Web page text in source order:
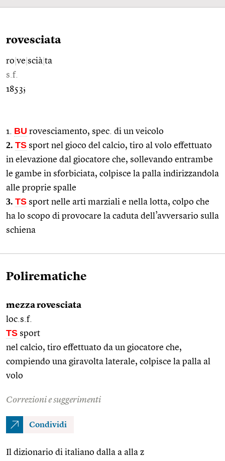
rovesciata
ro ve scià ta
s.f.
1853;
1. BU rovesciamento, spec. di un veicolo
2. TS sport nel gioco del calcio, tiro al volo effettuato
in elevazione dal giocatore che, sollevando entrambe
le gambe in sforbiciata, colpisce la palla indirizzandola
alle proprie spalle
3. TS sport nelle arti marziali e nella lotta, colpo che
ha lo scopo di provocare la caduta dell’avversario sulla
schiena
Polirematiche
mezza rovesciata
loc.s.f.
TS sport
nel calcio, tiro effettuato da un giocatore che,
compiendo una giravolta laterale, colpisce la palla al
volo
Correzioni e suggerimenti
Condividi
Il dizionario di italiano dalla a alla z